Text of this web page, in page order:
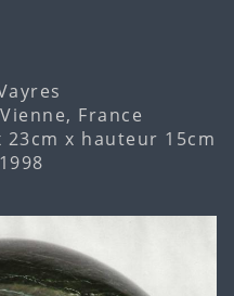
France
x hauteur 15cm